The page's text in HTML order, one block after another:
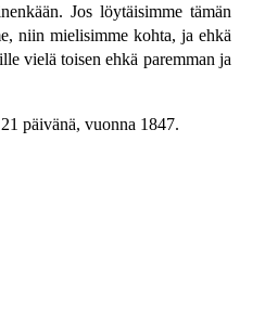
Jos löytäisimme tämän
niin mielisimme kohta, ja ehkä
vielä toisen ehkä paremman ja
päivänä, vuonna 1847.